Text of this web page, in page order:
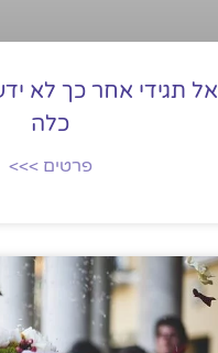
אל תגידי אחר כך לא
כלה
פרטים >>>